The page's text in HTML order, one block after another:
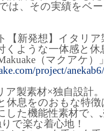
は、その実績をベ
新発想】イタリア
くような一体感と
（マクアケ）
project/anekab6/
ア製素材×独自設計
休息をのおもな特
した機能性素材で
で楽な着心地！